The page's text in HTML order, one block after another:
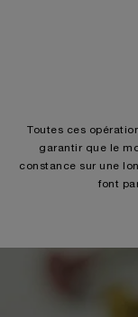
Toutes ces
garantir que le
constance sur une
font